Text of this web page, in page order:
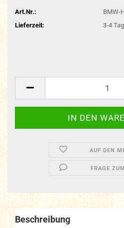
Art.Nr.:
BMW-
Lieferzeit:
3-4
AUF DEN
FRAGE
Beschreibung